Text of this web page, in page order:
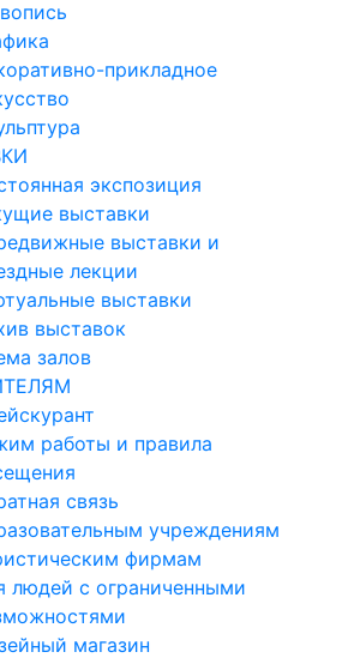
прикладное
экспозиция
выставки
выставки и
лекции
выставки
выставок
залов
работы и правила
связь
учреждениям
фирмам
людей с ограниченными
магазин